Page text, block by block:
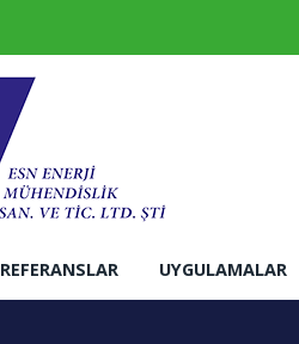
REFERANSLAR UYGULAMALAR